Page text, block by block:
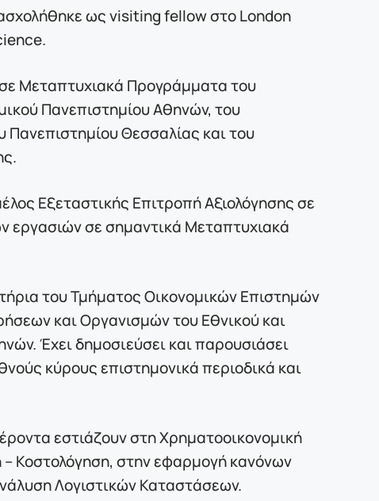
ως visiting fellow στο London
Μεταπτυχιακά Προγράμματα του
Πανεπιστημίου Αθηνών, του
Πανεπιστημίου Θεσσαλίας και του
Εξεταστικής Επιτροπή Αξιολόγησης σε
σε σημαντικά Μεταπτυχιακά
του Τμήματος Οικονομικών Επιστημών
και Οργανισμών του Εθνικού και
Έχει δημοσιεύσει και παρουσιάσει
κύρους επιστημονικά περιοδικά και
εστιάζουν στη Χρηματοοικονομική
– Κοστολόγηση, στην εφαρμογή κανόνων
Λογιστικών Καταστάσεων.